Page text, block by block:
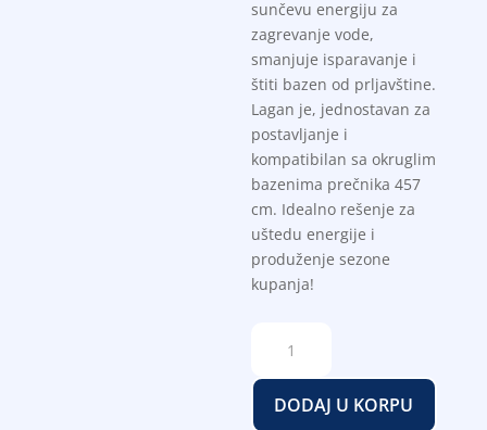
sunčevu energiju za
zagrevanje vode,
smanjuje isparavanje i
štiti bazen od prljavštine.
Lagan je, jednostavan za
postavljanje i
kompatibilan sa okruglim
bazenima prečnika 457
cm. Idealno rešenje za
uštedu energije i
produženje sezone
kupanja!
solarni
pokrivač
DODAJ U KORPU